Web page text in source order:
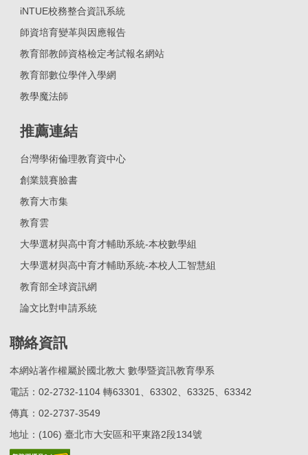
iNTUE校務整合資訊系統
師資培育變革與因應報告
教育部教師資格檢定考試報名網站
教育部數位學伴入學網
教學魔法師
推薦連結
台灣學術倫理教育資中心
創業競賽臉書
教育大市集
教育雲
大學選材與高中育才輔助系統-本校數學組
大學選材與高中育才輔助系統-本校人工智慧組
教育部全球資訊網
論文比對申請系統
聯絡資訊
本網站著作權屬於國北教大 數學暨資訊教育學系
電話：02-2732-1104 轉63301、63302、63325、63342
傳真：02-2737-3549
地址：(106) 臺北市大安區和平東路2段134號